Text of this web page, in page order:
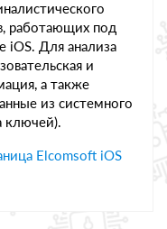
работающих под
iOS. Для анализа
и
а также
из системного
ключей).
Elcomsoft iOS